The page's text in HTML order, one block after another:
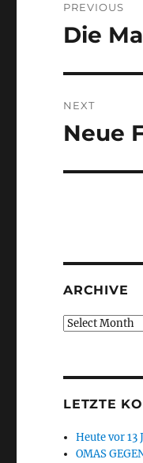
PREVIOUS
Previous
Die
NEXT
Next
Neue
ARCHIVE
Archive
LETZTE
Heute vor
OMAS